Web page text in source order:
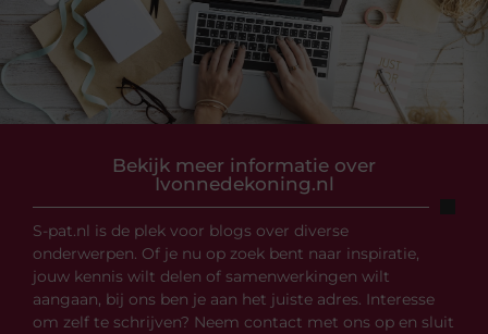
Bekijk meer informatie over
Ivonnedekoning.nl
S-pat.nl is de plek voor blogs over diverse
onderwerpen. Of je nu op zoek bent naar inspiratie,
jouw kennis wilt delen of samenwerkingen wilt
aangaan, bij ons ben je aan het juiste adres. Interesse
om zelf te schrijven? Neem contact met ons op en sluit